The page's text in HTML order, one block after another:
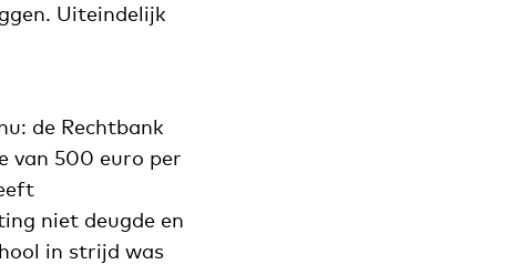
Uiteindelijk
de Rechtbank
van 500 euro per
niet deugde en
in strijd was